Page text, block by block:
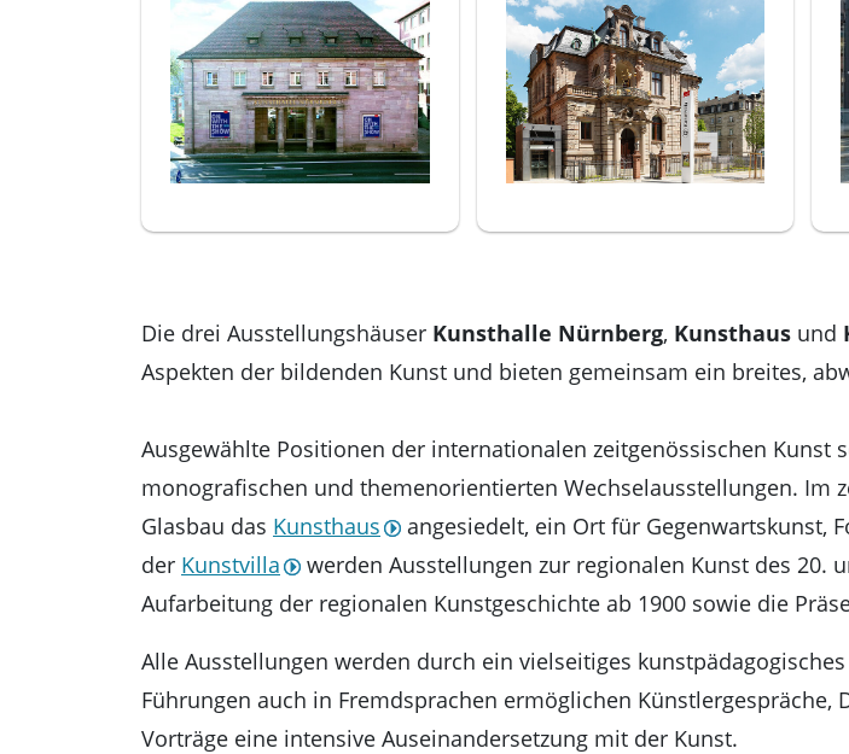
Die drei Ausstellungshäuser Kunsthalle Nürnberg, Kunsthaus und
Aspekten der bildenden Kunst und bieten gemeinsam ein breites,
Ausgewählte Positionen der internationalen zeitgenössischen Kunst
monografischen und themenorientierten Wechselausstellungen. Im
Glasbau das Kunsthaus
angesiedelt, ein Ort für Gegenwartskunst,
der Kunstvilla
werden Ausstellungen zur regionalen Kunst des 20.
Aufarbeitung der regionalen Kunstgeschichte ab 1900 sowie die
Alle Ausstellungen werden durch ein vielseitiges
Führungen auch in Fremdsprachen ermöglichen
Vorträge eine intensive Auseinandersetzung mit der Kunst.